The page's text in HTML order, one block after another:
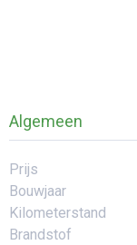
Algemeen
Prijs
Bouwjaar
Kilometerstand
Brandstof